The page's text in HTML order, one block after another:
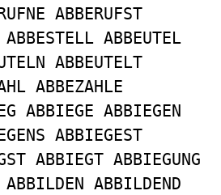
ABBERUFST
ABBEUTEL
ABBEUTELT
ABBEZAHLE
ABBIEGE ABBIEGEN
ABBIEGEST
ABBIEGT ABBIEGUNG
ABBILDEND